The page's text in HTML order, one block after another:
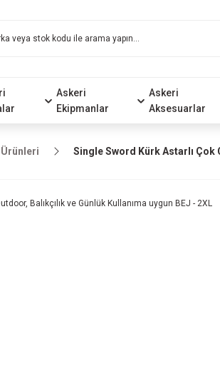
Askeri
Ekipmanlar
Askeri
Aksesuarlar
Single Sword Kürk Astarlı Çok